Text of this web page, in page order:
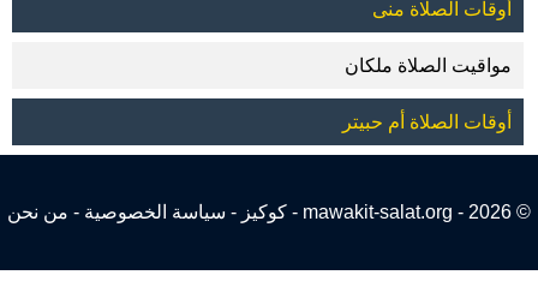
أوقات الصلاة منى
مواقيت الصلاة ملكان
أوقات الصلاة أم حبيتر
© 2026 - mawakit-salat.org - كوكيز - سياسة الخصوصية - من نحن